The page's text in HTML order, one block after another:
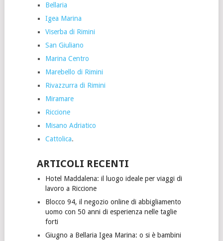
Bellaria
Igea Marina
Viserba di Rimini
San Giuliano
Marina Centro
Marebello di Rimini
Rivazzurra di Rimini
Miramare
Riccione
Misano Adriatico
Cattolica.
ARTICOLI RECENTI
Hotel Maddalena: il luogo ideale per viaggi di
lavoro a Riccione
Blocco 94, il negozio online di abbigliamento
uomo con 50 anni di esperienza nelle taglie
forti
Giugno a Bellaria Igea Marina: o si è bambini